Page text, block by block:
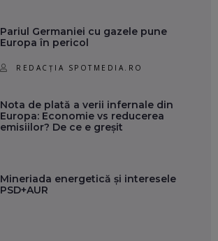
Pariul Germaniei cu gazele pune
Europa în pericol
REDACȚIA SPOTMEDIA.RO
Nota de plată a verii infernale din
Europa: Economie vs reducerea
emisiilor? De ce e greșit
Mineriada energetică și interesele
PSD+AUR